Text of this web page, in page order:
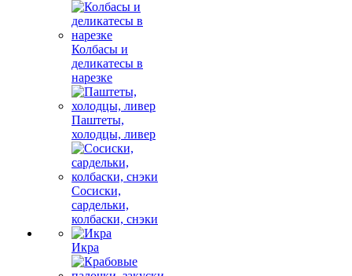
Колбасы и
деликатесы в
нарезке
Паштеты,
холодцы, ливер
Сосиски,
сардельки,
колбаски, снэки
Икра